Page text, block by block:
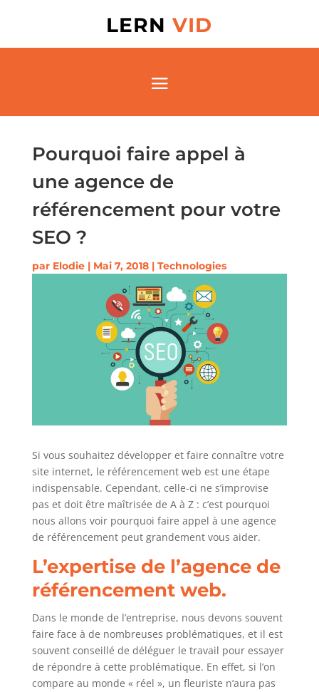
LERNVID
Pourquoi faire appel à
une agence de
référencement pour votre
SEO ?
par Elodie| Mai 7, 2018| Technologies
Si vous souhaitez développer et faire connaître votre
site internet, le référencement web est une étape
indispensable. Cependant, celle-ci ne s’improvise
pas et doit être maîtrisée de A à Z : c’est pourquoi
nous allons voir pourquoi faire appel à une agence
de référencement peut grandement vous aider.
L’expertise de l’agence de
référencement web.
Dans le monde de l’entreprise, nous devons souvent
faire face à de nombreuses problématiques, et il est
souvent conseillé de déléguer le travail pour essayer
de répondre à cette problématique. En effet, si l’on
compare au monde « réel », un fleuriste n’aura pas